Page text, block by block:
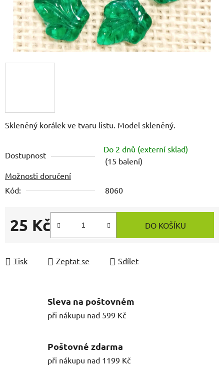
Skleněný korálek ve tvaru listu. Model skleněný.
Dostupnost
Do 2 dnů (externí sklad)
(15 balení)
Možnosti doručení
Kód:
8060
25 Kč
Měrná cena:
DO KOŠÍKU
Tisk Zeptat se Sdílet
Sleva na poštovném
při nákupu nad 599 Kč
Poštovné zdarma
při nákupu nad 1199 Kč